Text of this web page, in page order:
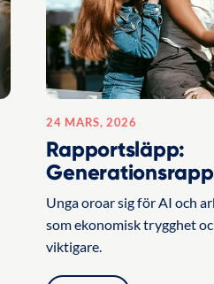
24 MARS, 2026
Rapportsläpp:
Unga oroar sig för AI och
som ekonomisk trygghet
viktigare.